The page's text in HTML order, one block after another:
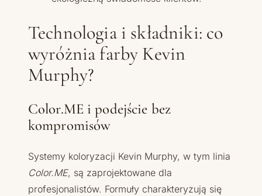
Technologia i składniki: co
wyróżnia farby Kevin
Murphy?
Color.ME i podejście bez
kompromisów
Systemy koloryzacji Kevin Murphy, w tym linia
Color.ME, są zaprojektowane dla
profesjonalistów. Formuły charakteryzują się